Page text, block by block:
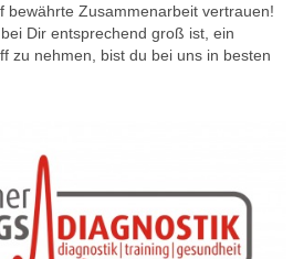
bewährte Zusammenarbeit vertrauen!
Dir entsprechend groß ist, ein
zu nehmen, bist du bei uns in besten